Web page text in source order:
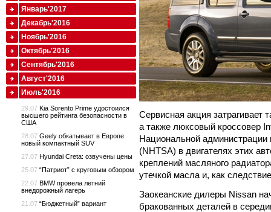
Сервисная акция затрагивает
а также люксовый кроссовер
Национальной администрации
(NHTSA) в двигателях этих
креплений масляного
утечкой масла и, как
Заокеанские дилеры Nissan
бракованных деталей в
Январь'2017
Декабрь'2016
Ноябрь'2016
Октябрь'2016
Сентябрь'2016
Август'2016
Июль'2016
29.07 Kia Sorento Prime удостоился
высшего рейтинга безопасности в
США
28.07 Geely обкатывает в Европе
новый компактный SUV
27.07 Hyundai Creta: озвучены цены
25.07 “Патриот” с круговым обзором
22.07 BMW провела летний
внедорожный лагерь
21.07 “Бюджетный” вариант